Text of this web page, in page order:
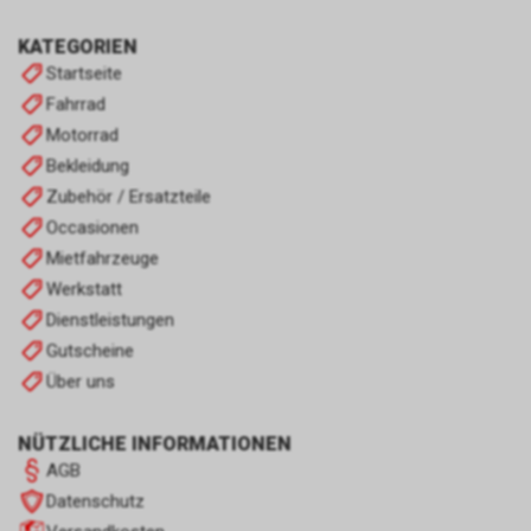
KATEGORIEN
Startseite
Fahrrad
Motorrad
Bekleidung
Zubehör / Ersatzteile
Occasionen
Mietfahrzeuge
Werkstatt
Dienstleistungen
Gutscheine
Über uns
NÜTZLICHE INFORMATIONEN
AGB
Datenschutz